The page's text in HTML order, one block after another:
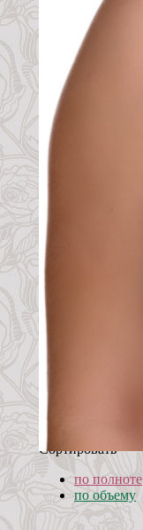
Сортировать
по полноте
по объему